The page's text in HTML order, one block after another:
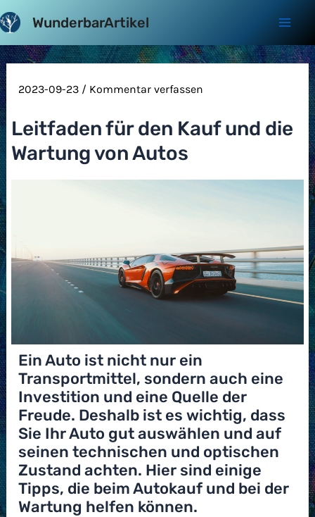
Zum
Inhalt
springen
WunderbarArtikel
2023-09-23 / Kommentar verfassen
Leitfaden für den Kauf und die
Wartung von Autos
Ein Auto ist nicht nur ein
Transportmittel, sondern auch eine
Investition und eine Quelle der
Freude. Deshalb ist es wichtig, dass
Sie Ihr Auto gut auswählen und auf
seinen technischen und optischen
Zustand achten. Hier sind einige
Tipps, die beim Autokauf und bei der
Wartung helfen können.